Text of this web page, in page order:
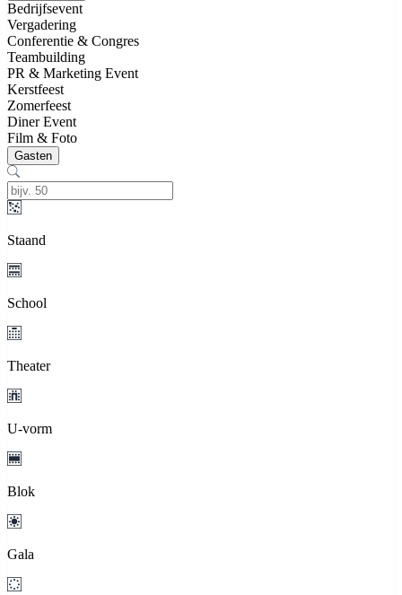
Bedrijfsevent
Vergadering
Conferentie & Congres
Teambuilding
PR & Marketing Event
Kerstfeest
Zomerfeest
Diner Event
Film & Foto
Gasten
Staand
School
Theater
U-vorm
Blok
Gala